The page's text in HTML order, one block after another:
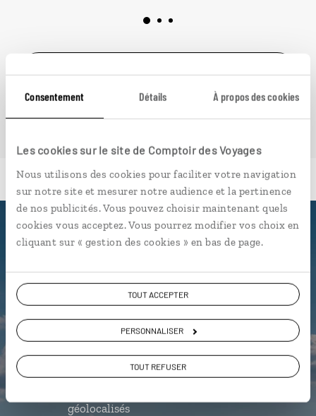
Consentement Détails À propos des cookies
Les cookies sur le site de Comptoir des Voyages
Nous utilisons des cookies pour faciliter votre navigation
sur notre site et mesurer notre audience et la pertinence
de nos publicités. Vous pouvez choisir maintenant quels
cookies vous acceptez. Vous pourrez modifier vos choix en
cliquant sur « gestion des cookies » en bas de page.
TOUT ACCEPTER
PERSONNALISER
TOUT REFUSER
Luciole,
l'appli qui vous guide dans l' Est
L’itinéraire vers votre hôtel en 1
clic
Notre sélection defood truck
géolocalisés